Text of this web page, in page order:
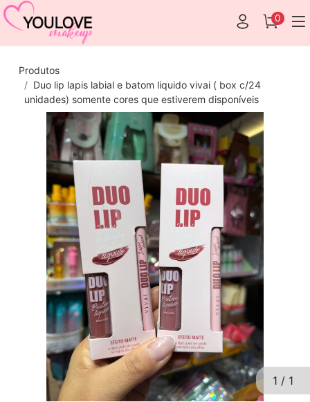
0
Produtos
Duo lip lapis labial e batom liquido vivai ( box c/24
unidades) somente cores que estiverem disponíveis
1 / 1